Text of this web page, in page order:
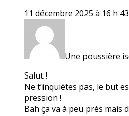
11 décembre 2025 à 16 h
Une poussière
Salut !
Ne t’inquiètes pas, le but
pression !
Bah ça va à peu près mais